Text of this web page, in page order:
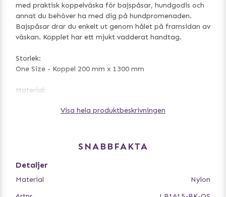
med praktisk koppelväska för bajspåsar, hundgodis och
annat du behöver ha med dig på hundpromenaden.
Bajspåsar drar du enkelt ut genom hålet på framsidan av
väskan. Kopplet har ett mjukt vadderat handtag.
Storlek:
One Size - Koppel 200 mm x 1300 mm
Material:
Visa hela produktbeskrivningen
SNABBFAKTA
Detaljer
Material
Nylon